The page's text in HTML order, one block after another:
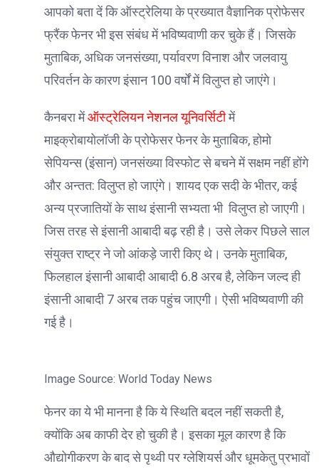
आपको बता दें कि ऑस्ट्रेलिया के प्रख्यात वैज्ञानिक प्रोफेसर
फ्रैंक फेनर भी इस संबंध में भविष्यवाणी कर चुके हैं। जिसके
मुताबिक, अधिक जनसंख्या, पर्यावरण विनाश और जलवायु
परिवर्तन के कारण इंसान 100 वर्षों में विलुप्त हो जाएंगे।
कैनबरा मेंऑस्ट्रेलियन नेशनल यूनिवर्सिटीमें
माइक्रोबायोलॉजी के प्रोफेसर फेनर के मुताबिक, होमो
सेपियन्स (इंसान) जनसंख्या विस्फोट से बचने में सक्षम नहीं होंगे
और अन्तत: विलुप्त हो जाएंगे। शायद एक सदी के भीतर, कई
अन्य प्रजातियों के साथ इंसानी सभ्यता भी विलुप्त हो जाएगी।
जिस तरह से इंसानी आबादी बढ़ रही है। उसे लेकर पिछले साल
संयुक्त राष्ट्र ने जो आंकड़े जारी किए थे। उनके मुताबिक,
फिलहाल इंसानी आबादी आबादी 6.8 अरब है, लेकिन जल्द ही
इंसानी आबादी 7 अरब तक पहुंच जाएगी। ऐसी भविष्यवाणी की
गई है।
Image Source: World Today News
फेनर का ये भी मानना है कि ये स्थिति बदल नहीं सकती है,
क्योंकि अब काफी देर हो चुकी है। इसका मूल कारण है कि
औद्योगीकरण के बाद से पृथ्वी पर ग्लेशियर्स और धूमकेतु प्रभावों